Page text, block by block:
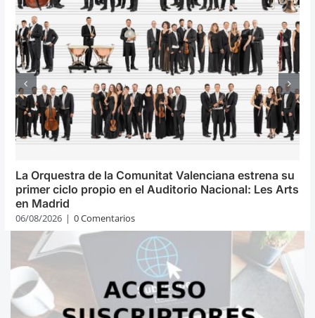
La Orquestra de la Comunitat Valenciana estrena su
primer ciclo propio en el Auditorio Nacional: Les Arts
en Madrid
06/08/2026 | 0 Comentarios